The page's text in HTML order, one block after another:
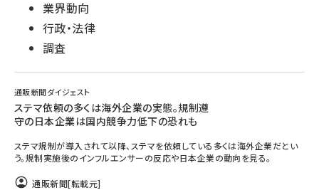
業界動向
行政・法律
調査
通販新聞ダイジェスト
ステマ依頼の多くは海外企業の実態。規制遵
守の日本企業は国内競争力低下の恐れも
ステマ規制が導入されて以降、ステマを依頼している多くは海外企業だとい
う。規制実施後のインフルエンサーの反応や日本企業の動向を見る。
通販新聞[転載元]